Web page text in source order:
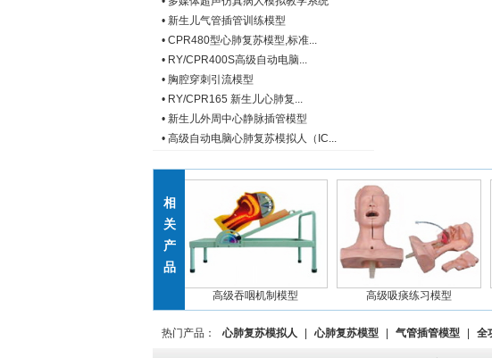
• 新生儿气管插管训练模型
• CPR480型心肺复苏模型,标准...
• RY/CPR400S高级自动电脑...
• 胸腔穿刺引流模型
• RY/CPR165 新生儿心肺复...
• 新生儿外周中心静脉插管模型
• 高级自动电脑心肺复苏模拟人（IC...
相
关
产
品
高级吞咽机制模型 高级吸痰练习模型
热门产品： 心肺复苏模拟人 心肺复苏模型 气管插管模型 全